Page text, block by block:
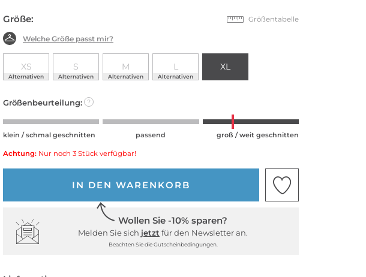
Größe: Größentabelle
Welche Größe passt mir?
XS
Alternativen
S
Alternativen
M
Alternativen
L
Alternativen
XL
Größenbeurteilung: ?
klein / schmal geschnitten passend groß / weit geschnitten
Achtung: Nur noch 3 Stück verfügbar!
IN DEN WARENKORB
Wollen Sie -10% sparen?
Melden Sie sich jetzt für den Newsletter an.
Beachten Sie die Gutscheinbedingungen.